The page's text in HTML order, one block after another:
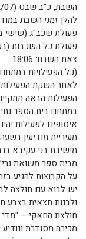
השבת, כ"ב שבט (10/02/07) שבת פרשת "משפטים"
להלן זמני השבת
פעולת שכב"ג (שישי
פעולת כל השכבות
צאת השבת: 18:06
(כל הפעילויות
לאחר השקת הפעילות
במתחם בית הספר
איסופים לפעילות
מעיריית מודיעין בשעה 15:20
מישיבת בני עקיבא
מבית ספר משואת נרי"ה בשעה 15:30.
על הקבוצות להגיע
יש לבוא עם חולצה
ולבנות חצאית
חולצת החאקי – "מדי
מכירה מסודרת